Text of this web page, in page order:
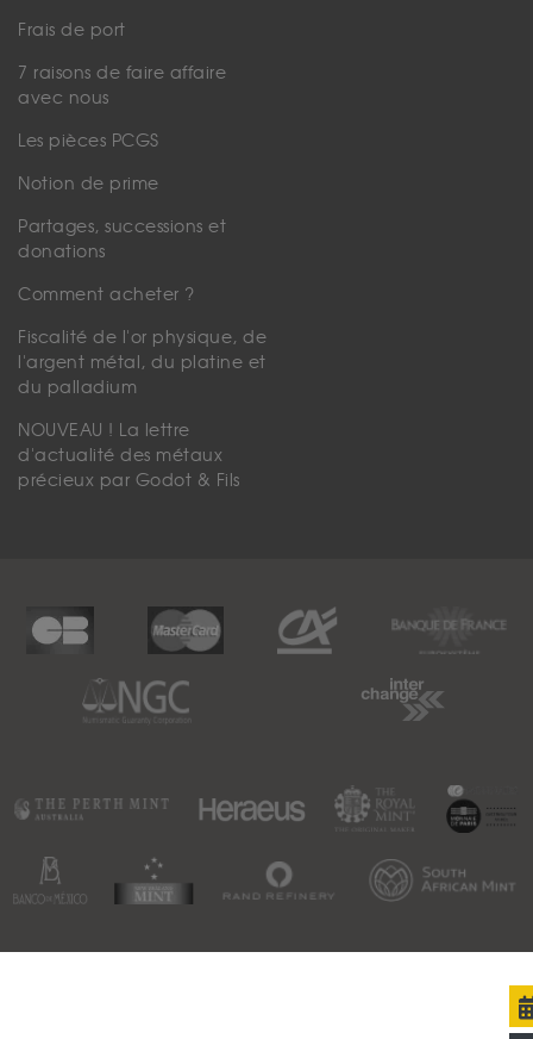
Frais de port
7 raisons de faire affaire
avec nous
Les pièces PCGS
Notion de prime
Partages, successions et
donations
Comment acheter ?
Fiscalité de l'or physique, de
l'argent métal, du platine et
du palladium
NOUVEAU ! La lettre
d'actualité des métaux
précieux par Godot & Fils